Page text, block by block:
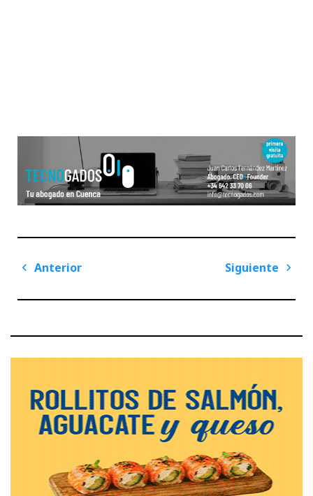
Navegación
entradas
Anterior
Siguiente